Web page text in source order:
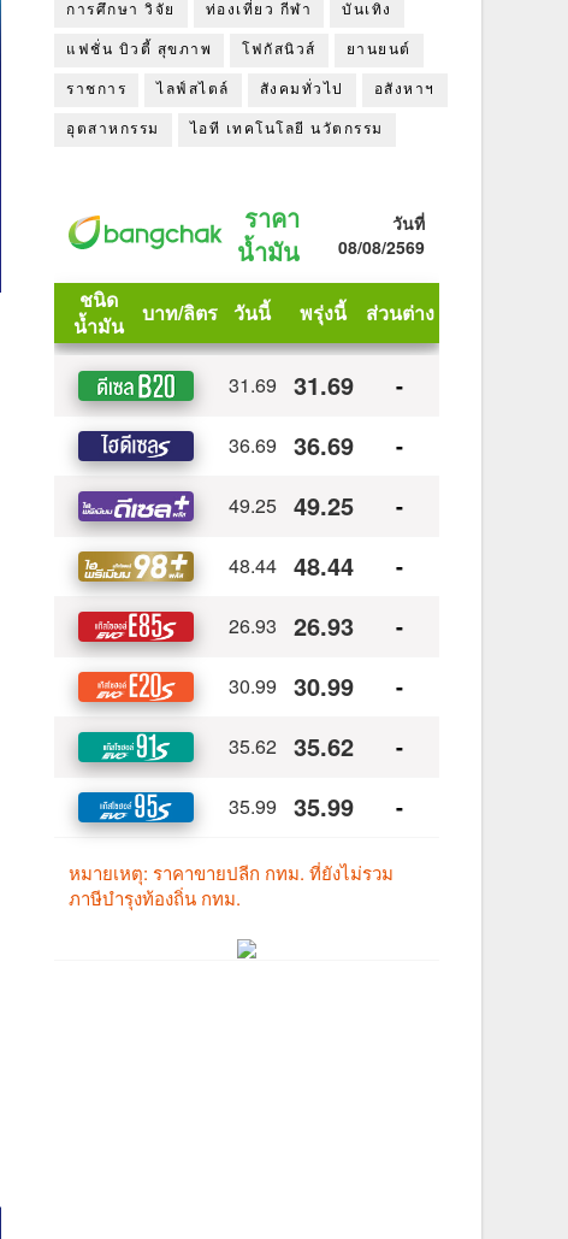
การศึกษา วิจัย ท่องเที่ยว กีฬา บันเทิง
แฟชั่น บิวตี้ สุขภาพ โฟกัสนิวส์ ยานยนต์
ราชการ ไลฟ์สไตล์ สังคมทั่วไป อสังหาฯ
อุตสาหกรรม ไอที เทคโนโลยี นวัตกรรม